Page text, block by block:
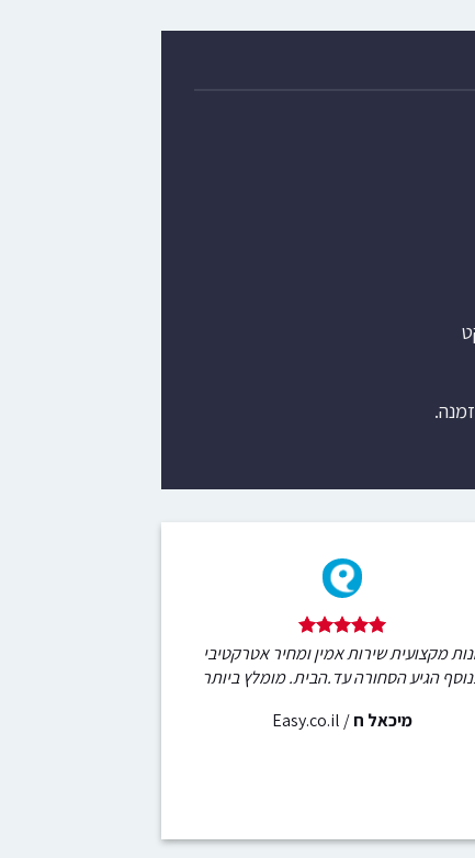
מקצועית שירות אמין ומחיר אטרקטיבי
הגיע הסחורה עד.הבית. מומלץ ביותר
מיכאל ח/
Easy.co.il